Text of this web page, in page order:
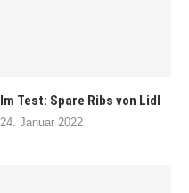
Im Test: Spare Ribs von Lidl
24. Januar 2022